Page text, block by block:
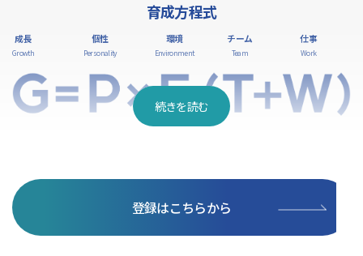
育成方程式
成長
Growth
個性
Personality
環境
Environment
チーム
Team
仕事
Work
概念である育成方程式に基づいています。これは、生まれ持
った個性とその人をとりまく環境が相互作用することで、
個々人の成長に影響を及ぼすという法則性を表した考え方で
す。職場にある環境（E）をチーム（T）および仕事（W）と
続きを読む
登録はこちらから